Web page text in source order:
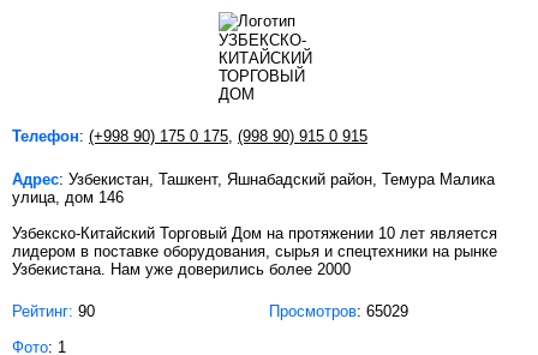
Телефон: (+998 90) 175 0 175 (998 90) 915 0 915
Адрес: Узбекистан, Ташкент, Яшнабадский район, Темура Малика
улица, дом 146
Узбекско-Китайский Торговый Дом на протяжении 10 лет является
лидером в поставке оборудования, сырья и спецтехники на рынке
Узбекистана. Нам уже доверились более 2000
Рейтинг: 90 Просмотров: 65029
Фото: 1